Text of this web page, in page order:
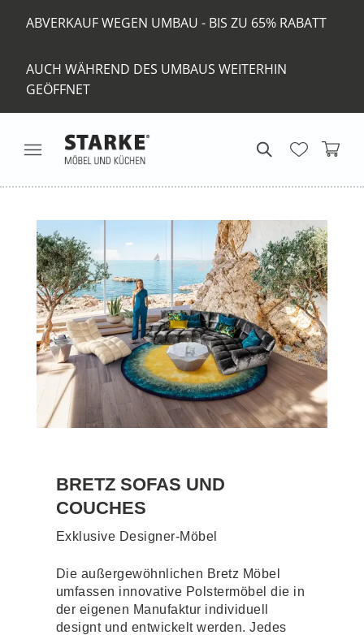
ABVERKAUF WEGEN UMBAU - BIS ZU 65% RABATT
AUCH WÄHREND DES UMBAUS WEITERHIN
GEÖFFNET
BRETZ SOFAS UND
COUCHES
Exklusive Designer-Möbel
Die außergewöhnlichen Bretz Möbel
umfassen innovative Polstermöbel die in
der eigenen Manufaktur individuell
designt und entwickelt werden. Jedes